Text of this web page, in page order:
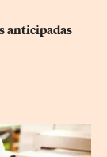
anticipadas